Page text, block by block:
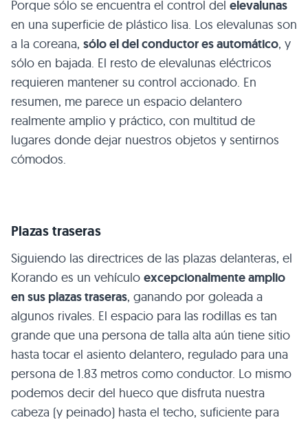
Porque sólo se encuentra el control del elevalunas
en una superficie de plástico lisa. Los elevalunas son
a la coreana, sólo el del conductor es automático, y
sólo en bajada. El resto de elevalunas eléctricos
requieren mantener su control accionado. En
resumen, me parece un espacio delantero
realmente amplio y práctico, con multitud de
lugares donde dejar nuestros objetos y sentirnos
cómodos.
Plazas traseras
Siguiendo las directrices de las plazas delanteras, el
Korando es un vehículo excepcionalmente amplio
en sus plazas traseras, ganando por goleada a
algunos rivales. El espacio para las rodillas es tan
grande que una persona de talla alta aún tiene sitio
hasta tocar el asiento delantero, regulado para una
persona de 1.83 metros como conductor. Lo mismo
podemos decir del hueco que disfruta nuestra
cabeza (y peinado) hasta el techo, suficiente para